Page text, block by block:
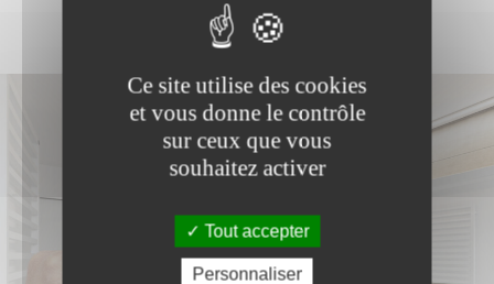
Ce site utilise des cookies
et vous donne le contrôle
sur ceux que vous
souhaitez activer
Tout accepter
Personnaliser